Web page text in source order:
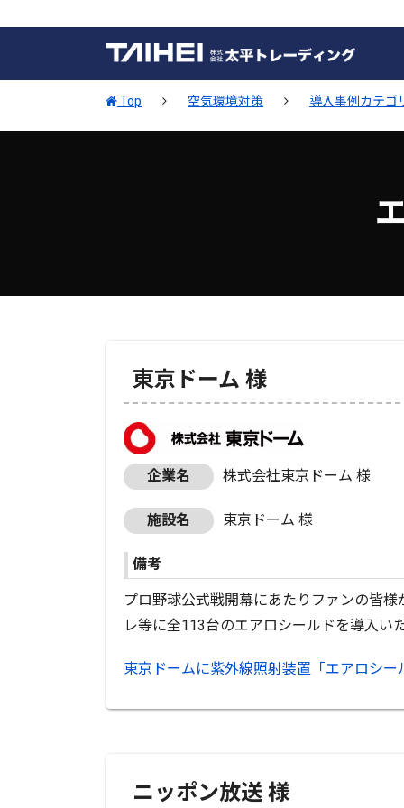
Top 空気環境対策 導入事例カテゴ
東京ドーム 様
企業名 株式会社東京ドーム 様
施設名 東京ドーム 様
備考
プロ野球公式戦開幕にあたりファンの皆
レ等に全113台のエアロシールドを導入い
東京ドームに紫外線照射装置「エアロシ
ニッポン放送 様